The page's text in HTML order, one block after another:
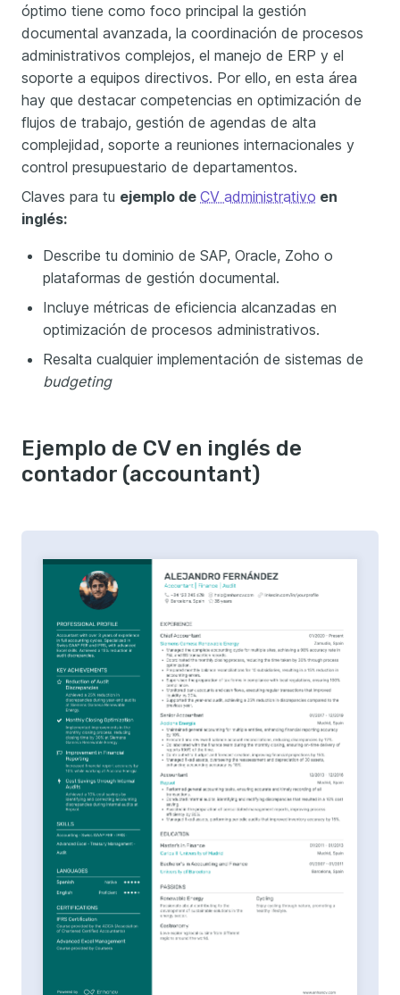
óptimo tiene como foco principal la gestión
documental avanzada, la coordinación de procesos
administrativos complejos, el manejo de ERP y el
soporte a equipos directivos. Por ello, en esta área
hay que destacar competencias en optimización de
flujos de trabajo, gestión de agendas de alta
complejidad, soporte a reuniones internacionales y
control presupuestario de departamentos.
Claves para tu ejemplo de CV administrativo en
inglés:
Describe tu dominio de SAP, Oracle, Zoho o
plataformas de gestión documental.
Incluye métricas de eficiencia alcanzadas en
optimización de procesos administrativos.
Resalta cualquier implementación de sistemas de
budgeting
Ejemplo de CV en inglés de
contador (accountant)